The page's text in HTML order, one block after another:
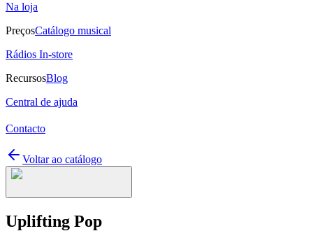
Na loja
PreçosCatálogo musical
Rádios In-store
RecursosBlog
Central de ajuda
Contacto
Voltar ao catálogo
Uplifting Pop